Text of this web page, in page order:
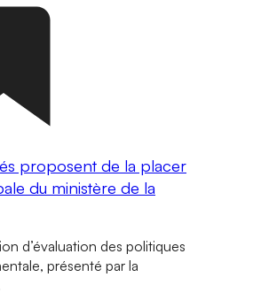
proposent de la placer
du ministère de la
d’évaluation des politiques
présenté par la